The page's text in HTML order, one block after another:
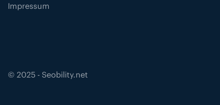
Impressum
© 2025 - Seobility.net